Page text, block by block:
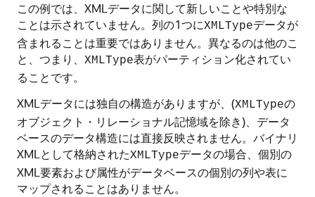
この例では、XMLデータに関して新しいことや特別な
ことは示されていません。列の1つにXMLTypeデータが
含まれることは重要ではありません。異なるのは他のこ
と、つまり、 XMLType表がパーティション化されてい
ることです。
XMLデータには独自の構造がありますが、(XMLTypeの
オブジェクト・リレーショナル記憶域を除き)、データ
ベースのデータ構造には直接反映されません。バイナリ
XMLとして格納されたXMLTypeデータの場合、個別の
XML要素および属性がデータベースの個別の列や表に
マップされることはありません。